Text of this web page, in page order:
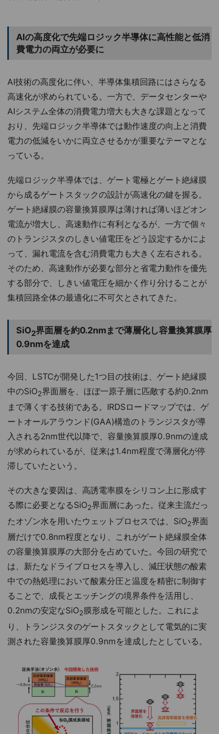
AIの高度化で先端ロジック半導体に高性能と低消
費電力の両立が必要に
AI技術の高度化に伴い、半導体集積回路にはさらなる
高速化が求められている。一方で、データセンターや
AIシステム全体の消費電力増大も大きな課題となって
おり、先端ロジック半導体では動作速度の向上と消費
電力の低減をいかに両立させるかが重要なテーマとな
っている。
先端ロジック半導体では、ゲート電極とゲート絶縁膜
から成るゲートスタックの設計が高速化の鍵を握る。
ゲート絶縁膜の容量換算膜厚は薄ければ薄いほどオン
電流が増大し、高速動作に有利となるが、一方で個々
のトランジスタのしきい値電圧をどう設定するかによ
って、漏れ電流を含む消費電力も大きく左右される。
そのため、高速動作が必要な部分と省電力動作を優先
する部分で、しきい値電圧を細かく作り分けることが
集積回路全体の最適化に不可欠とされてきた。
SiO2界面層を約0.2nmまで薄層化し容量換算膜厚
0.9nmを達成
今回、LSTCが開発した1つ目の技術は、ゲート絶縁膜
中のSiO2界面層を、ほぼ一原子層に匹敵する約0.2nm
まで薄くする技術である。IRDSロードマップでは、ゲ
ートオールアラウンド(GAA)構造のトランジスタが導
入される2nm世代以降で、容量換算膜厚0.9nmの達成
が求められているが、従来は1.4nm程度で薄層化が停
滞していたという。
その大きな要因は、高誘電率膜をシリコン上に形成す
る際に必要となるSiO2界面層にあった。従来主流だっ
たオゾン水を用いたウェットプロセスでは、SiO2界面
層だけで0.8nm程度となり、これがゲート絶縁膜全体
の容量換算膜厚の大部分を占めていた。今回の研究で
は、新たなドライプロセスを導入し、減圧状態の酸素
中での熱処理において酸素分圧と温度を精密に制御す
ることで、成長とエッチングの境界条件を活用し、
0.2nmの安定なSiO2膜形成を可能とした。これによ
り、トランジスタのゲートスタックとして電気的に実
測された容量換算膜厚0.9nmを達成したとしている。